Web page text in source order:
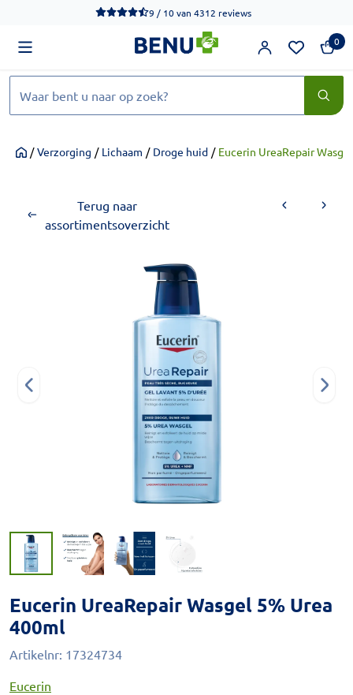
We werken momenteel hard aan het verbeteren van de
9 / 10van 4312 reviews
0
Home/ Verzorging / Lichaam / Droge huid / Eucerin UreaRepair
Terug naar
assortimentsoverzicht
Eucerin UreaRepair Wasgel 5% Urea
400ml
Artikelnr: 17324734
Eucerin